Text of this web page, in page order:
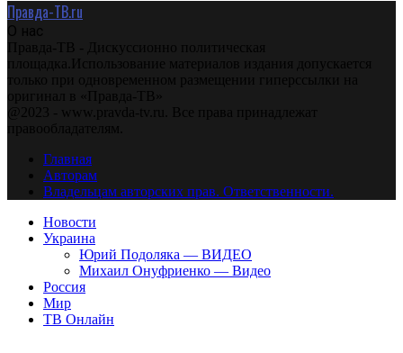
Правда-ТВ.ru
О нас
Правда-ТВ - Дискуссионно политическая
площадка.Использование материалов издания допускается
только при одновременном размещении гиперссылки на
оригинал в «Правда-ТВ»
@2023 - www.pravda-tv.ru. Все права принадлежат
правообладателям.
Главная
Авторам
Владельцам авторских прав. Ответственности.
Новости
Украина
Юрий Подоляка — ВИДЕО
Михаил Онуфриенко — Видео
Россия
Мир
ТВ Онлайн